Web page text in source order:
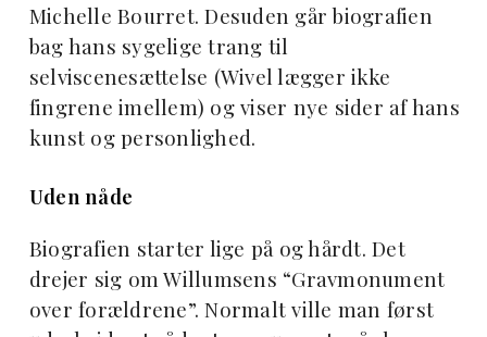
Michelle Bourret. Desuden går biografien
bag hans sygelige trang til
selviscenesættelse (Wivel lægger ikke
fingrene imellem) og viser nye sider af hans
kunst og personlighed.
Uden nåde
Biografien starter lige på og hårdt. Det
drejer sig om Willumsens “Gravmonument
over forældrene”. Normalt ville man først